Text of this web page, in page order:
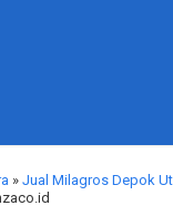
» Jual Milagros Depok